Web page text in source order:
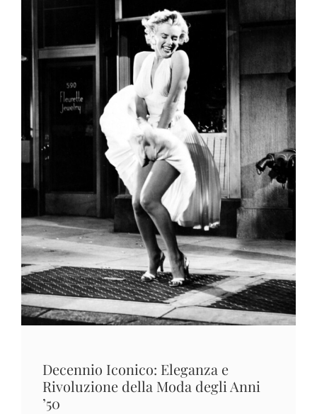
Decennio Iconico: Eleganza e
Rivoluzione della Moda degli Anni
’50